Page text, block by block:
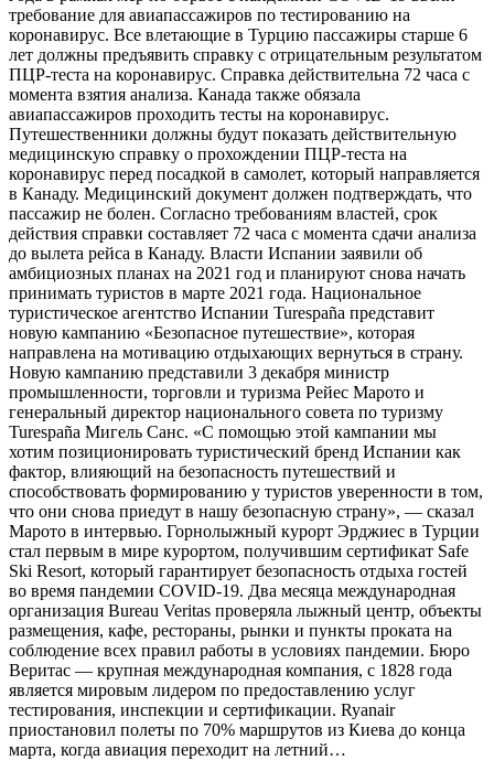
требование для авиапассажиров по тестированию на
коронавирус. Все влетающие в Турцию пассажиры старше 6
лет должны предъявить справку с отрицательным результатом
ПЦР-теста на коронавирус. Справка действительна 72 часа с
момента взятия анализа. Канада также обязала
авиапассажиров проходить тесты на коронавирус.
Путешественники должны будут показать действительную
медицинскую справку о прохождении ПЦР-теста на
коронавирус перед посадкой в самолет, который направляется
в Канаду. Медицинский документ должен подтверждать, что
пассажир не болен. Согласно требованиям властей, срок
действия справки составляет 72 часа с момента сдачи анализа
до вылета рейса в Канаду. Власти Испании заявили об
амбициозных планах на 2021 год и планируют снова начать
принимать туристов в марте 2021 года. Национальное
туристическое агентство Испании Turespaña представит
новую кампанию «Безопасное путешествие», которая
направлена ​​на мотивацию отдыхающих вернуться в страну.
Новую кампанию представили 3 декабря министр
промышленности, торговли и туризма Рейес Марото и
генеральный директор национального совета по туризму
Turespaña Мигель Санс. «С помощью этой кампании мы
хотим позиционировать туристический бренд Испании как
фактор, влияющий на безопасность путешествий и
способствовать формированию у туристов уверенности в том,
что они снова приедут в нашу безопасную страну», — сказал
Марото в интервью. Горнолыжный курорт Эрджиес в Турции
стал первым в мире курортом, получившим сертификат Safe
Ski Resort, который гарантирует безопасность отдыха гостей
во время пандемии COVID-19. Два месяца международная
организация Bureau Veritas проверяла лыжный центр, объекты
размещения, кафе, рестораны, рынки и пункты проката на
соблюдение всех правил работы в условиях пандемии. Бюро
Веритас — крупная международная компания, с 1828 года
является мировым лидером по предоставлению услуг
тестирования, инспекции и сертификации. Ryanair
приостановил полеты по 70% маршрутов из Киева до конца
марта, когда авиация переходит на летний…